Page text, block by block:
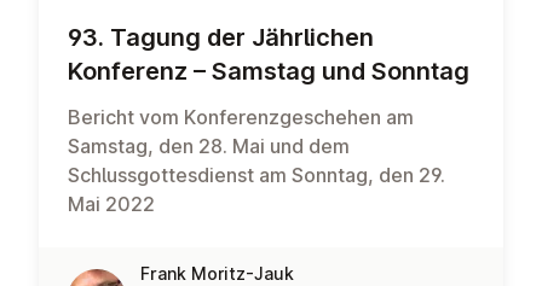
93. Tagung der Jähr­lichen
Konferenz – Samstag und Sonntag
Bericht vom Konferenzgeschehen am
Samstag, den 28. Mai und dem
Schlussgottesdienst am Sonntag, den 29.
Mai 2022
Frank Moritz-Jauk